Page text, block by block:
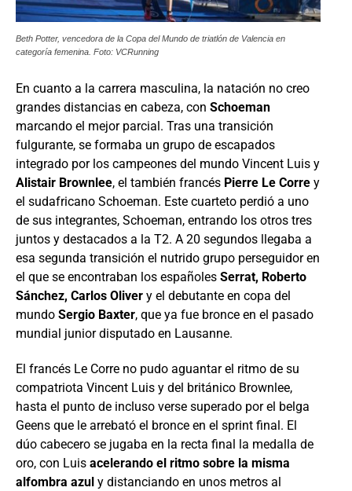
Beth Potter, vencedora de la Copa del Mundo de triatlón de Valencia en
categoría femenina. Foto: VCRunning
En cuanto a la carrera masculina, la natación no creo
grandes distancias en cabeza, con Schoeman
marcando el mejor parcial. Tras una transición
fulgurante, se formaba un grupo de escapados
integrado por los campeones del mundo Vincent Luis y
Alistair Brownlee, el también francés Pierre Le Corre y
el sudafricano Schoeman. Este cuarteto perdió a uno
de sus integrantes, Schoeman, entrando los otros tres
juntos y destacados a la T2. A 20 segundos llegaba a
esa segunda transición el nutrido grupo perseguidor en
el que se encontraban los españoles Serrat, Roberto
Sánchez, Carlos Oliver y el debutante en copa del
mundo Sergio Baxter, que ya fue bronce en el pasado
mundial junior disputado en Lausanne.
El francés Le Corre no pudo aguantar el ritmo de su
compatriota Vincent Luis y del británico Brownlee,
hasta el punto de incluso verse superado por el belga
Geens que le arrebató el bronce en el sprint final. El
dúo cabecero se jugaba en la recta final la medalla de
oro, con Luis acelerando el ritmo sobre la misma
alfombra azul y distanciando en unos metros al